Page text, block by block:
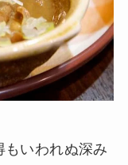
いわれぬ深み